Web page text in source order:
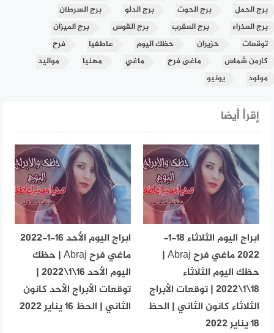
برج الحمل
برج الحوت برج الدلو
برج السرطان
برج العذراء
برج العقرب برج القوس
برج الميزان
توقعات
حزيران حظك اليوم عاطفيا
فرح
كارمن شماس
ماغى فرح ماغي مهنيا
مواليد
مولود
يونيو
إقرأ أيضا
ابراج اليوم الثلاثاء 18-1-
2022 ماغي فرح Abraj |
حظك اليوم الثلاثاء
18\1\2022 | توقعات الأبراج
الثلاثاء كانون الثاني | الحظ
18 يناير 2022
ابراج اليوم الأحد 16-1-2022
ماغي فرح Abraj | حظك
اليوم الأحد 16\1\2022 |
توقعات الأبراج الأحد كانون
الثاني | الحظ 16 يناير 2022